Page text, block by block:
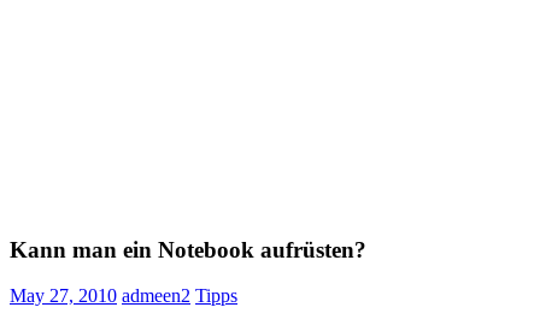
Kann man ein Notebook aufrüsten?
May 27, 2010 admeen2 Tipps